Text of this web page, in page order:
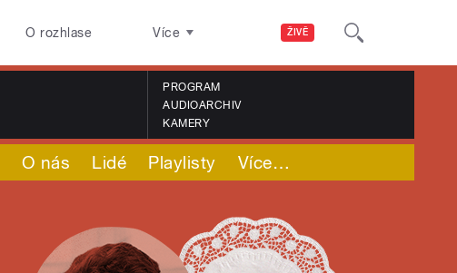
ŽIVĚ
O rozhlase Více
PROGRAM
AUDIOARCHIV
KAMERY
O nás Lidé Playlisty Více…